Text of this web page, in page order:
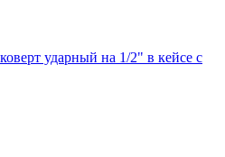
ударный на 1/2" в кейсе с